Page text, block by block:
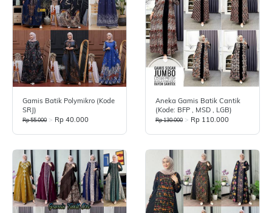
Gamis Batik Polymikro (Kode
SRJ)
Rp 55.000 > Rp 40.000
Aneka Gamis Batik Cantik
(Kode: BFP , MSD , LGB)
Rp 130.000 > Rp 110.000